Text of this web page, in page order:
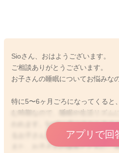
Sioさん、おはようございます。
ご相談ありがとうございます。
お子さんの睡眠についてお悩みな
特に5〜6ヶ月ごろになってくると
む時期なので、睡眠や生活リズム
われます。5〜6ヶ月ごろからあま
るお子さんもいらっしゃいます。
また、お子さんの成長とともに、
アプリで回